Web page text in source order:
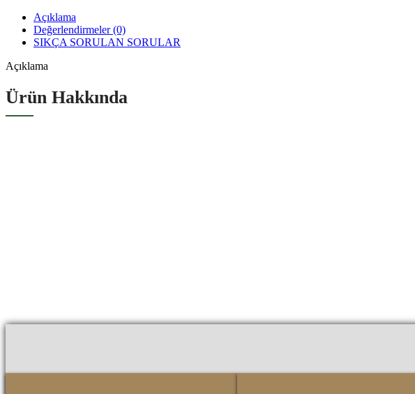
Açıklama
Değerlendirmeler (0)
SIKÇA SORULAN SORULAR
Açıklama
Ürün Hakkında